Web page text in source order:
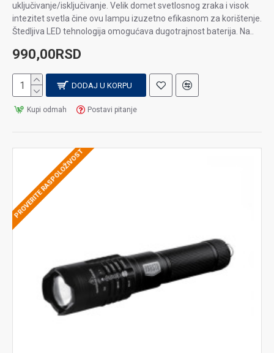
uključivanje/isključivanje. Velik domet svetlosnog zraka i visok
intezitet svetla čine ovu lampu izuzetno efikasnom za korištenje.
Štedljiva LED tehnologija omogućava dugotrajnost baterija. Na..
990,00RSD
DODAJ U KORPU
Kupi odmah Postavi pitanje
PROVERITE RASPOLOŽIVOST